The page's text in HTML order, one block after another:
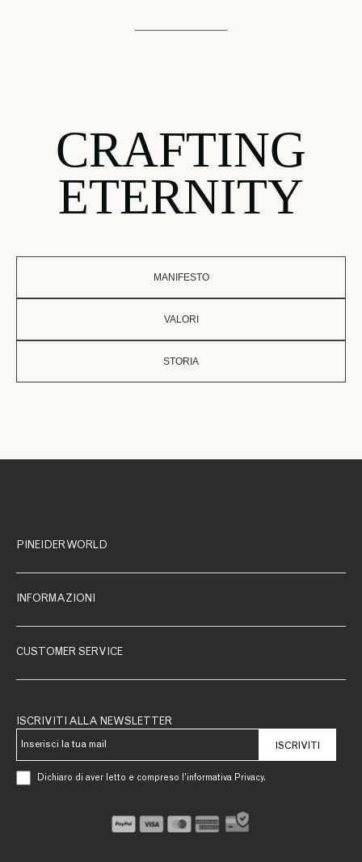
CRAFTING
ETERNITY
MANIFESTO
VALORI
STORIA
PINEIDER WORLD
INFORMAZIONI
CUSTOMER SERVICE
ISCRIVITI ALLA NEWSLETTER
ISCRIVITI
Dichiaro di aver letto e compreso l’informativa Privacy.